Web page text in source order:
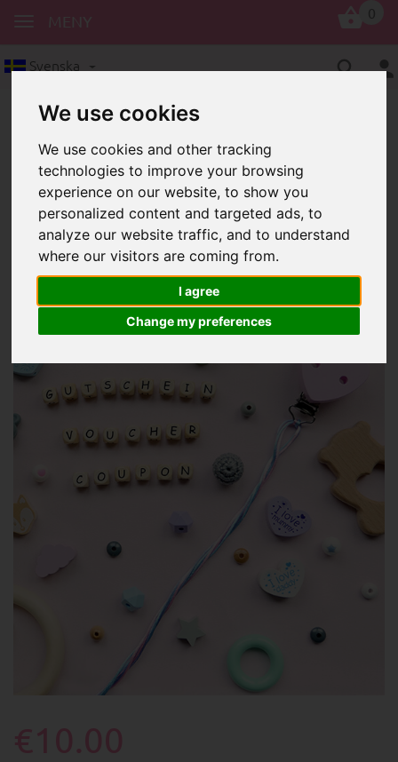
We use cookies
We use cookies and other tracking
technologies to improve your browsing
experience on our website, to show you
personalized content and targeted ads, to
analyze our website traffic, and to understand
where our visitors are coming from.
I agree
Change my preferences
Svenska
Presentkort 10 Euro-presentkort
10 Euro-presentkort